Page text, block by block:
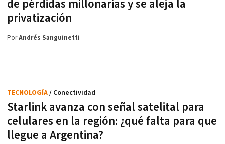
de pérdidas millonarias y se aleja la
privatización
PorAndrés Sanguinetti
Starlink avanza con señal satelital para
celulares en la región: ¿qué falta para que
llegue a Argentina?
TECNOLOGÍA/ Conectividad